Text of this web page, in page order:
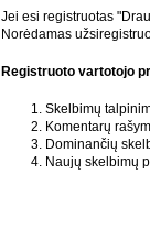
Jei esi registruotas
Norėdamas
Registruoto vartotojo
Skelbimų
Komentarų
Dominančių
Naujų skelbimų